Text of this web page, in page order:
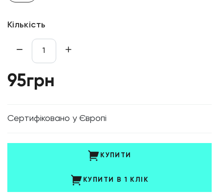
Кількість
95грн
Cертифіковано у Європі
КУПИТИ
КУПИТИ В 1 КЛІК